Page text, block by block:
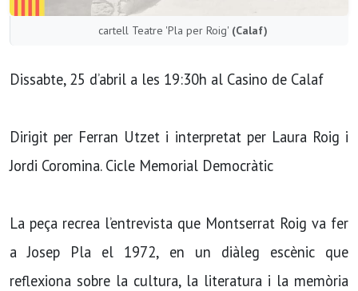
cartell Teatre 'Pla per Roig' (Calaf)
Dissabte, 25 d’abril a les 19:30h al Casino de Calaf
Dirigit per Ferran Utzet i interpretat per Laura Roig i
Jordi Coromina. Cicle Memorial Democràtic
La peça recrea l’entrevista que Montserrat Roig va fer
a Josep Pla el 1972, en un diàleg escènic que
reflexiona sobre la cultura, la literatura i la memòria